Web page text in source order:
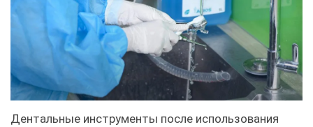
Дентальные инструменты после использования